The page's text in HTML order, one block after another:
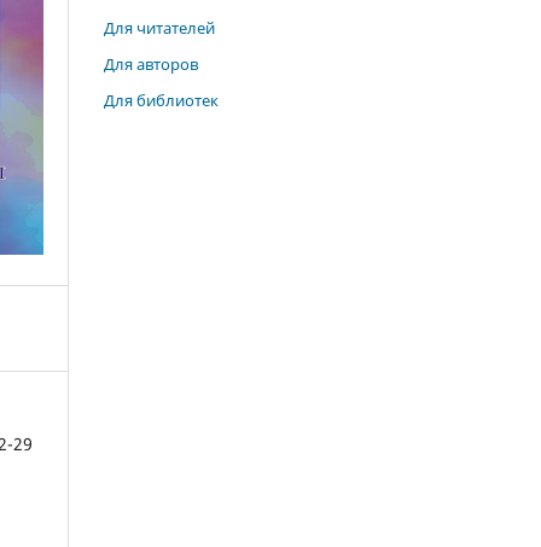
29
Для читателей
Для авторов
Для библиотек